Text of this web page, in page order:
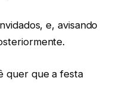
e, avisando
quer que a festa